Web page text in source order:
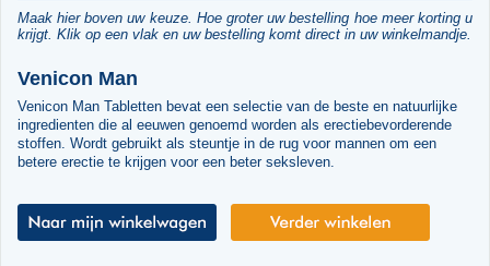
Maak hier boven uw keuze. Hoe groter uw bestelling hoe meer korting u
krijgt. Klik op een vlak en uw bestelling komt direct in uw winkelmandje.
Venicon Man
Venicon Man Tabletten bevat een selectie van de beste en natuurlijke
ingredienten die al eeuwen genoemd worden als erectiebevorderende
stoffen. Wordt gebruikt als steuntje in de rug voor mannen om een
betere erectie te krijgen voor een beter seksleven.